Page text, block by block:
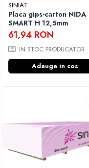
SINIAT
Placa gips-carton NIDA
SMART H 12,5mm
61,94 RON
IN STOC PRODUCATOR
Adauga in cos